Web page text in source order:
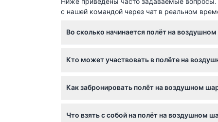
с нашей командой через чат в реальном
Во сколько начинается полёт на
Сам полёт на воздушном шаре длится
Кто может участвовать в полёте на
младше 7 лет, старше 80 лет, а также люди
Как забронировать полёт на воздушном
доступность и выбрать предпочтительную
Что взять с собой на полёт на воздушном